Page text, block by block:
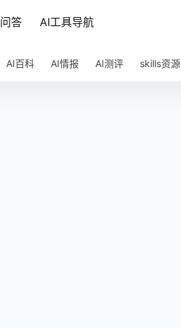
问答 AI工具导航
AI百科 AI情报 AI测评 skills资源